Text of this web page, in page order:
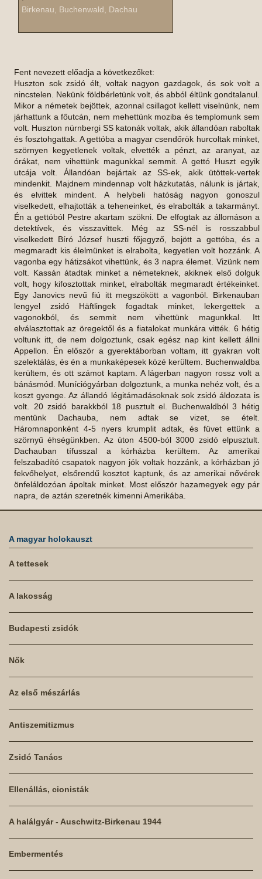
Birkenau, Buchenwald, Dachau
Fent nevezett előadja a következőket:
Huszton sok zsidó élt, voltak nagyon gazdagok, és sok volt a
nincstelen. Nekünk földbérletünk volt, és abból éltünk gondtalanul.
Mikor a németek bejöttek, azonnal csillagot kellett viselnünk, nem
járhattunk a főutcán, nem mehettünk moziba és templomunk sem
volt. Huszton nürnbergi SS katonák voltak, akik állandóan raboltak
és fosztohgattak. A gettóba a magyar csendőrök hurcoltak minket,
szörnyen kegyetlenek voltak, elvették a pénzt, az aranyat, az
órákat, nem vihettünk magunkkal semmit. A gettó Huszt egyik
utcája volt. Állandóan bejártak az SS-ek, akik ütöttek-vertek
mindenkit. Majdnem mindennap volt házkutatás, nálunk is jártak,
és elvittek mindent. A helybeli hatóság nagyon gonoszul
viselkedett, elhajtották a teheneinket, és elrabolták a takarmányt.
Én a gettóból Pestre akartam szökni. De elfogtak az állomáson a
detektívek, és visszavittek. Még az SS-nél is rosszabbul
viselkedett Bíró József huszti főjegyző, bejött a gettóba, és a
megmaradt kis élelmünket is elrabolta, kegyetlen volt hozzánk. A
vagonba egy hátizsákot vihettünk, és 3 napra élemet. Vizünk nem
volt. Kassán átadtak minket a németeknek, akiknek első dolguk
volt, hogy kifosztottak minket, elrabolták megmaradt értékeinket.
Egy Janovics nevű fiú itt megszökött a vagonból. Birkenauban
lengyel zsidó Häftlingek fogadtak minket, lekergettek a
vagonokból, és semmit nem vihettünk magunkkal. Itt
elválasztottak az öregektől és a fiatalokat munkára vitték. 6 hétig
voltunk itt, de nem dolgoztunk, csak egész nap kint kellett állni
Appellon. Én először a gyerektáborban voltam, itt gyakran volt
szelektálás, és én a munkaképesek közé kerültem. Buchenwaldba
kerültem, és ott számot kaptam. A lágerban nagyon rossz volt a
bánásmód. Muníciógyárban dolgoztunk, a munka nehéz volt, és a
koszt gyenge. Az állandó légitámadásoknak sok zsidó áldozata is
volt. 20 zsidó barakkból 18 pusztult el. Buchenwaldból 3 hétig
mentünk Dachauba, nem adtak se vizet, se ételt.
Háromnaponként 4-5 nyers krumplit adtak, és füvet ettünk a
szörnyű éhségünkben. Az úton 4500-ból 3000 zsidó elpusztult.
Dachauban tífusszal a kórházba kerültem. Az amerikai
felszabadító csapatok nagyon jók voltak hozzánk, a kórházban jó
fekvőhelyet, elsőrendű kosztot kaptunk, és az amerikai nővérek
önfeláldozóan ápoltak minket. Most először hazamegyek egy pár
napra, de aztán szeretnék kimenni Amerikába.
A magyar holokauszt
A tettesek
A lakosság
Budapesti zsidók
Nők
Az első mészárlás
Antiszemitizmus
Zsidó Tanács
Ellenállás, cionisták
A halálgyár - Auschwitz-Birkenau 1944
Embermentés